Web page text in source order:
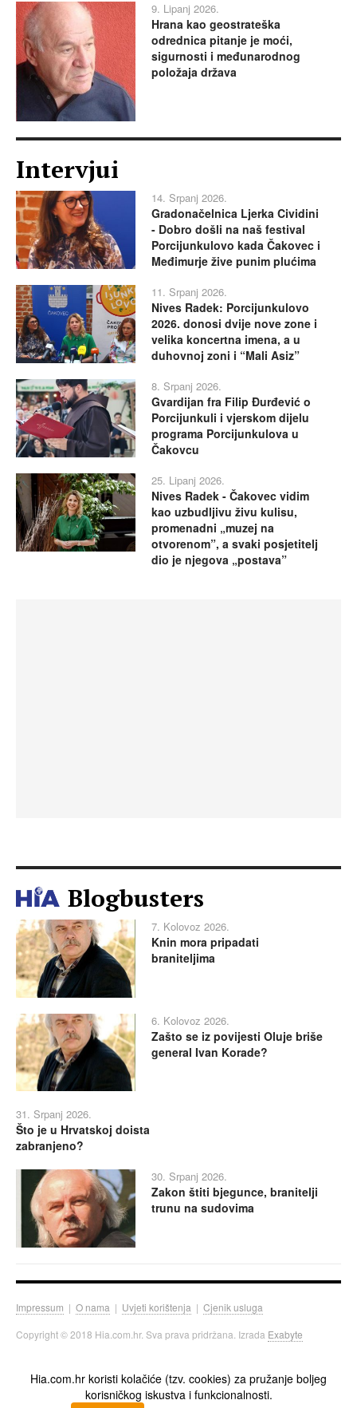
9. Lipanj 2026.
Hrana kao geostrateška
odrednica pitanje je moći,
sigurnosti i međunarodnog
položaja država
Intervjui
14. Srpanj 2026.
Gradonačelnica Ljerka Cividini
- Dobro došli na naš festival
Porcijunkulovo kada Čakovec i
Međimurje žive punim plućima
11. Srpanj 2026.
Nives Radek: Porcijunkulovo
2026. donosi dvije nove zone i
velika koncertna imena, a u
duhovnoj zoni i “Mali Asiz”
8. Srpanj 2026.
Gvardijan fra Filip Đurđević o
Porcijunkuli i vjerskom dijelu
programa Porcijunkulova u
Čakovcu
25. Lipanj 2026.
Nives Radek - Čakovec vidim
kao uzbudljivu živu kulisu,
promenadni „muzej na
otvorenom”, a svaki posjetitelj
dio je njegova „postava”
Blogbusters
7. Kolovoz 2026.
Knin mora pripadati
braniteljima
6. Kolovoz 2026.
Zašto se iz povijesti Oluje briše
general Ivan Korade?
31. Srpanj 2026.
Što je u Hrvatskoj doista
zabranjeno?
30. Srpanj 2026.
Zakon štiti bjegunce, branitelji
trunu na sudovima
Impressum | O nama | Uvjeti korištenja | Cjenik usluga
Copyright © 2018 Hia.com.hr. Sva prava pridržana. Izrada Exabyte
Hia.com.hr koristi kolačiće (tzv. cookies) za pružanje boljeg
korisničkog iskustva i funkcionalnosti.